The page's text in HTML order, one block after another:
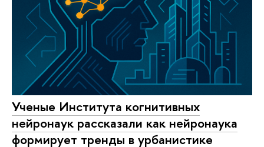
Ученые Института когнитивных
нейронаук рассказали как нейронаука
формирует тренды в урбанистике